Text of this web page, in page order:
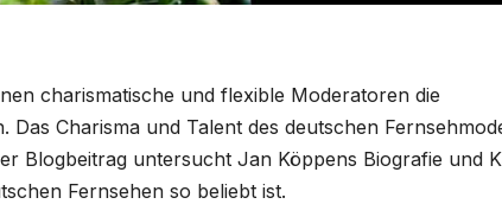
charismatische und flexible Moderatoren die
Charisma und Talent des deutschen
Blogbeitrag untersucht Jan Köppens Biografie und
Fernsehen so beliebt ist.